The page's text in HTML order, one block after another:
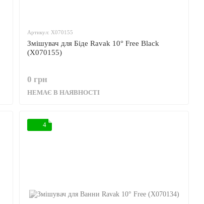
Артикул: X070155
Змішувач для Біде Ravak 10° Free Black
(X070155)
0 грн
НЕМАЄ В НАЯВНОСТІ
4